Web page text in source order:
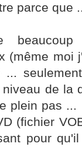
parce que
(même moi
de la
plein pas ...
(fichier
pour